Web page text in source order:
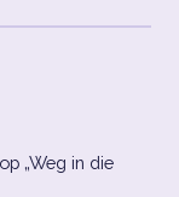
„Weg in die